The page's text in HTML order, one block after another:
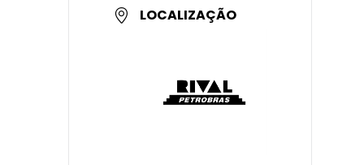
LOCALIZAÇÃO